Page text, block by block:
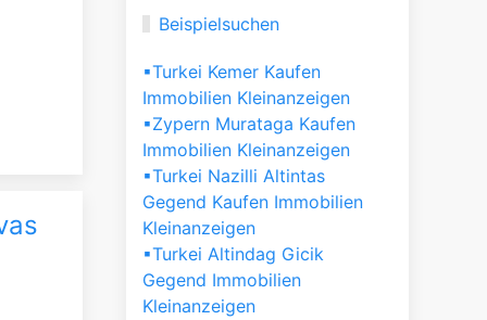
Beispielsuchen
▪Turkei Kemer Kaufen
Immobilien Kleinanzeigen
▪Zypern Murataga Kaufen
Immobilien Kleinanzeigen
▪Turkei Nazilli Altintas
Gegend Kaufen Immobilien
Kleinanzeigen
▪Turkei Altindag Gicik
Gegend Immobilien
Kleinanzeigen